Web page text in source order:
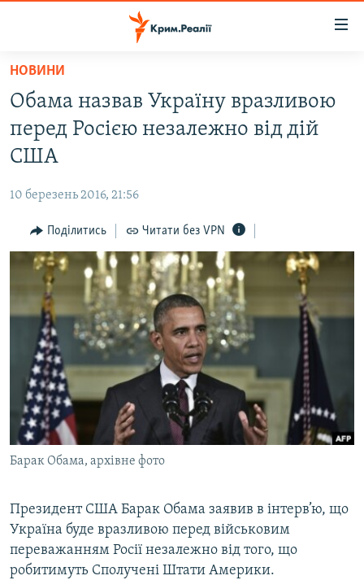
Перейти
основного
матеріалу
Перейти
до
основної
навігації
Перейти
до
пошуку
НОВИНИ
ВІДЕО ТА ФОТО
БЛОГИ
ПОГЛЯД
ІНТЕРВ'Ю
ВСЕ ЗА ДЕНЬ
СПЕЦПРОЕКТИ
ДЕПОРТАЦІЯ
ВІДЕОУРОКИ «ELIFBE»
СВІДЧЕННЯ ОКУПАЦІЇ
УКРАЇНСЬКА ПРОБЛЕМА КРИМУ
ІНФОГРАФІКА
ЯК ОБІЙТИ БЛОКУВАННЯ
Русский
Qırımtatar
ДОЛУЧАЙСЯ!
Усі сайти RFE/RL
НОВИНИ
Обама назвав Україну вразливою
перед Росією незалежно від дій
США
10 березень 2016, 21:56
Поділитись Читати без VPN
Барак Обама, архівне фото
Президент США Барак Обама заявив в інтерв’ю, що
Україна буде вразливою перед військовим
переважанням Росії незалежно від того, що
робитимуть Сполучені Штати Америки.